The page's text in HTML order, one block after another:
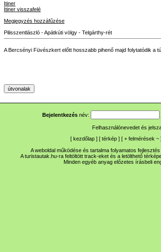
Itiner
Itiner visszafelé
Megjegyzés hozzáfűzése
Pilisszentlászló - Apátkúti völgy - Telgárthy-rét
A Bercsényi Füvészkert előtt hosszabb pihenő majd folytatódik a
Bejelentkezés név:
Felhasználónevedet és
[ kezdőlap ] [ térkép ] [ + felmérések ~
A weboldal működése és tartalma folyamatos
A turistautak.hu-ra feltöltött track-eket és a letölthető
Minden egyéb anyag előzetes írásbeli